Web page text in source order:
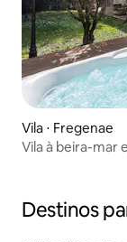
Vila ⋅ Fregenae
Vila à beira-mar
Destinos